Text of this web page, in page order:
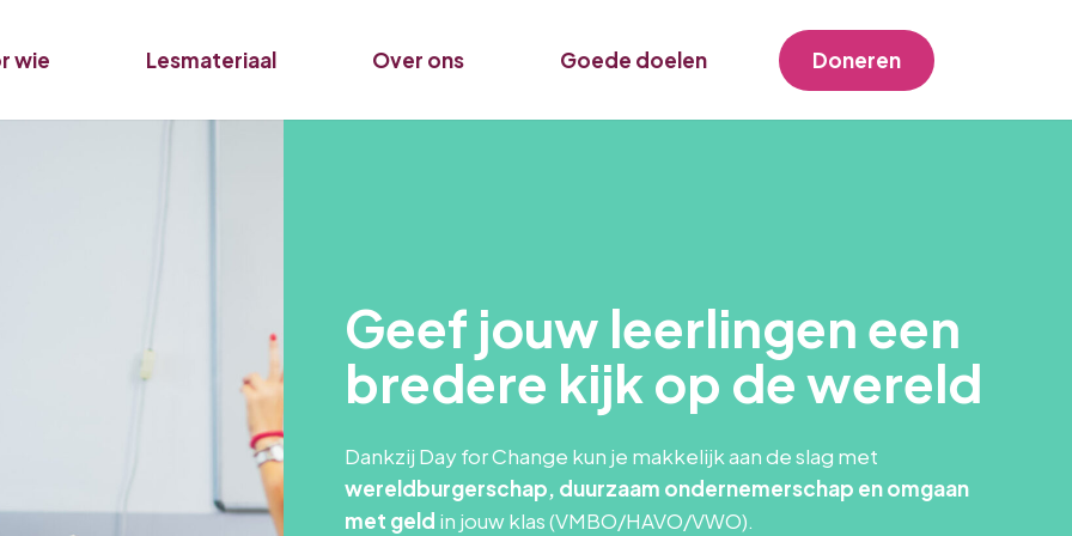
wie Lesmateriaal Over ons Goede doelen Doneren
Geef jouw leerlingen een
bredere kijk op de wereld
Dankzij Day for Change kun je makkelijk aan de slag met
wereldburgerschap, duurzaam ondernemerschap en omgaan
met geld in jouw klas (VMBO/HAVO/VWO).